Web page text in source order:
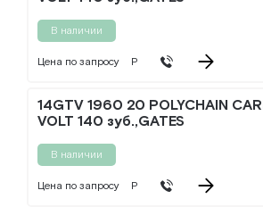
В наличии
Цена по запросу Р
14GTV 1960 20 POLYCHAIN
VOLT 140 зуб.,GATES
В наличии
Цена по запросу Р